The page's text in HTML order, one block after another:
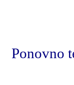
Ponovno